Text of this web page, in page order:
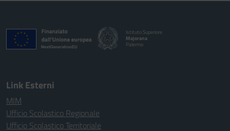
Istituto Superiore
Majorana
Palermo
Link Esterni
MIM
Ufficio Scolastico Regionale
Ufficio Scolastico Territoriale